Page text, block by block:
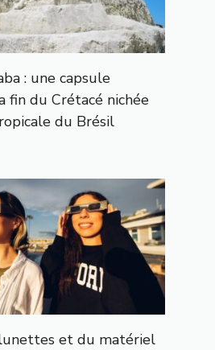
: une capsule
du Crétacé nichée
du Brésil
et du matériel